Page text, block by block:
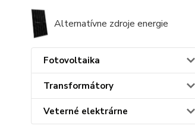
Alternatívne zdroje energie
Fotovoltaika
Transformátory
Veterné elektrárne